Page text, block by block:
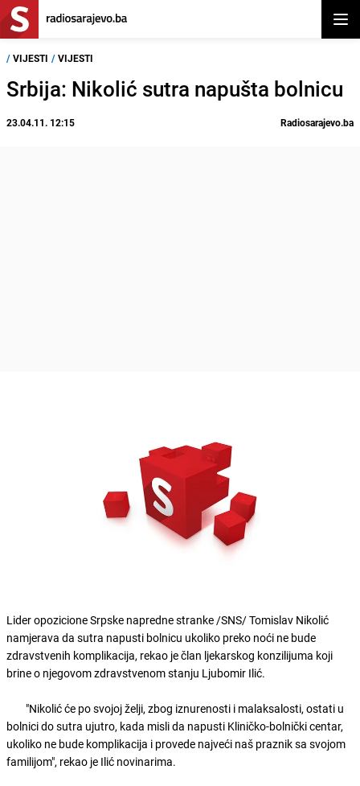
/ VIJESTI / VIJESTI
Srbija: Nikolić sutra napušta bolnicu
23.04.11. 12:15 Radiosarajevo.ba
Lider opozicione Srpske napredne stranke /SNS/ Tomislav Nikolić
namjerava da sutra napusti bolnicu ukoliko preko noći ne bude
zdravstvenih komplikacija, rekao je član ljekarskog konzilijuma koji
brine o njegovom zdravstvenom stanju Ljubomir Ilić.
"Nikolić će po svojoj želji, zbog iznurenosti i malaksalosti, ostati u
bolnici do sutra ujutro, kada misli da napusti Kliničko-bolnički centar,
ukoliko ne bude komplikacija i provede najveći naš praznik sa svojom
familijom", rekao je Ilić novinarima.